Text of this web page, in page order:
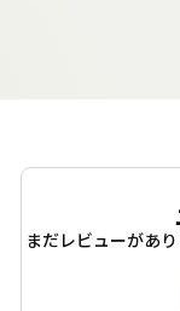
まだレビューがあ